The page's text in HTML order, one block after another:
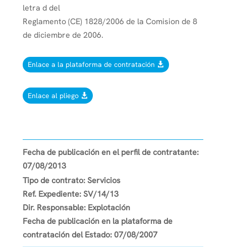
letra d del
Reglamento (CE) 1828/2006 de la Comision de 8
de diciembre de 2006.
Enlace a la plataforma de contratación
Enlace al pliego
Fecha de publicación en el perfil de contratante:
07/08/2013
Tipo de contrato: Servicios
Ref. Expediente: SV/14/13
Dir. Responsable: Explotación
Fecha de publicación en la plataforma de
contratación del Estado: 07/08/2007